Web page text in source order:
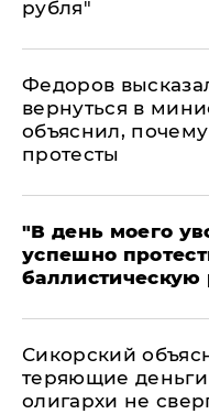
рубля"
Федоров
вернуться в
объяснил,
протесты
​"В день моего
успешно
Сикорский
теряющие
олигархи не